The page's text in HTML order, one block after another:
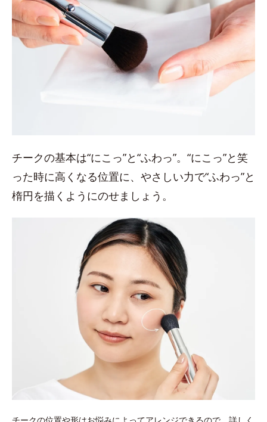
チークの基本は“にこっ”と“ふわっ”。“にこっ”と笑
った時に高くなる位置に、やさしい力で“ふわっ”と
楕円を描くようにのせましょう。
チークの位置や形はお悩みによってアレンジできるので、詳しく